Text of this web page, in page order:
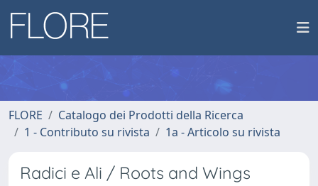
FLORE
Catalogo dei Prodotti della Ricerca
1 - Contributo su rivista
1a - Articolo su rivista
Radici e Ali / Roots and Wings